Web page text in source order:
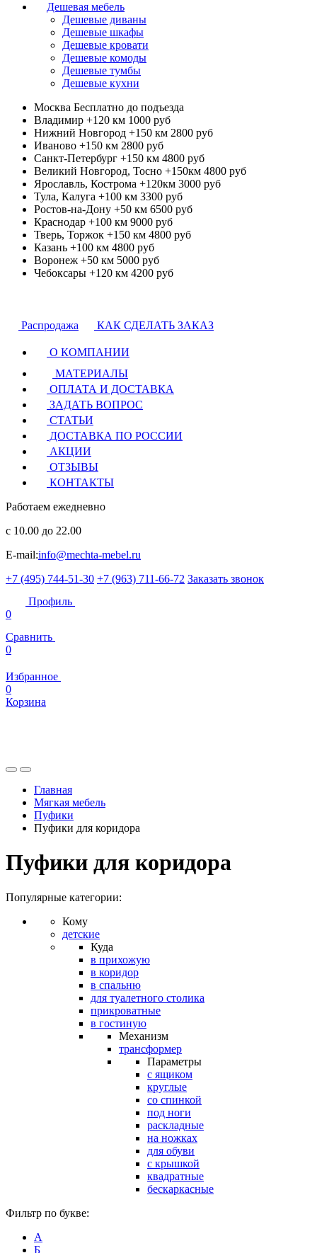
Дешевая мебель
Дешевые диваны
Дешевые шкафы
Дешевые кровати
Дешевые комоды
Дешевые тумбы
Дешевые кухни
Москва Бесплатно до подъезда
Владимир +120 км 1000 руб
Нижний Новгород +150 км 2800 руб
Иваново +150 км 2800 руб
Санкт-Петербург +150 км 4800 руб
Великий Новгород, Тосно +150км 4800 руб
Ярославль, Кострома +120км 3000 руб
Тула, Калуга +100 км 3300 руб
Ростов-на-Дону +50 км 6500 руб
Краснодар +100 км 9000 руб
Тверь, Торжок +150 км 4800 руб
Казань +100 км 4800 руб
Воронеж +50 км 5000 руб
Чебоксары +120 км 4200 руб
Распродажа КАК СДЕЛАТЬ ЗАКАЗ
О КОМПАНИИ
МАТЕРИАЛЫ
ОПЛАТА И ДОСТАВКА
ЗАДАТЬ ВОПРОС
СТАТЬИ
ДОСТАВКА ПО РОССИИ
АКЦИИ
ОТЗЫВЫ
КОНТАКТЫ
Работаем ежедневно
с 10.00 до 22.00
E-mail:info@mechta-mebel.ru
+7 (495) 744-51-30 +7 (963) 711-66-72 Заказать звонок
Профиль
0
Сравнить
0
Избранное
0
Корзина
Главная
Мягкая мебель
Пуфики
Пуфики для коридора
Пуфики для коридора
Популярные категории:
Кому
детские
Куда
в прихожую
в коридор
в спальню
для туалетного столика
прикроватные
в гостиную
Механизм
трансформер
Параметры
с ящиком
круглые
со спинкой
под ноги
раскладные
на ножках
для обуви
с крышкой
квадратные
бескаркасные
Фильтр по букве:
А
Б